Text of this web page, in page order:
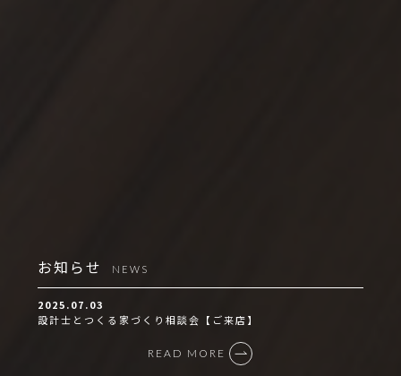
お知らせ NEWS
2025.07.03
設計士とつくる家づくり相談会【ご来店】
READ MORE